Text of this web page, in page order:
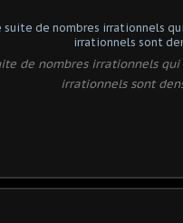
de nombres irrationnels
irrationnels sont